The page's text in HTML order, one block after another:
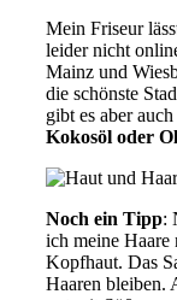
Mein Friseur
leider nicht
Mainz und
die schönste
gibt es aber
Kokosöl oder
Noch ein Tipp:
ich meine Haare
Kopfhaut. Das
Haaren bleiben.